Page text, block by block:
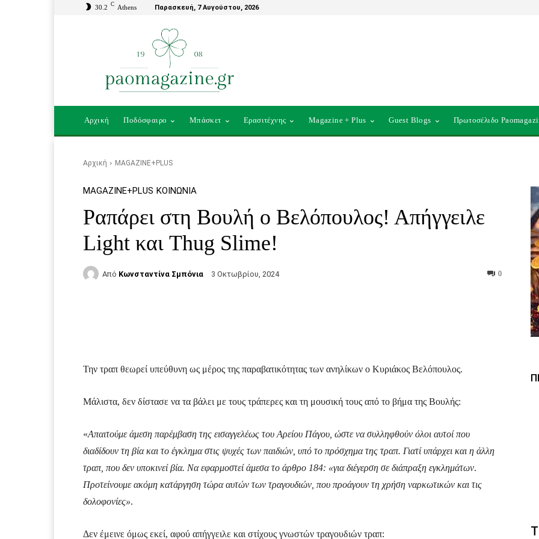
30.2 C Athens Παρασκευή, 7 Αυγούστου, 2026
Αρχική Ποδόσφαιρο Μπάσκετ Ερασιτέχνης Magazine + Plus Guest Blogs Πρωτοσέλιδο
Αρχική MAGAZINE+PLUS
MAGAZINE+PLUS ΚΟΙΝΩΝΊΑ
Ραπάρει στη Βουλή ο Βελόπουλος! Απήγγειλε
Light και Thug Slime!
Από Κωνσταντίνα Σμπόνια 3 Οκτωβρίου, 2024 0
Την τραπ θεωρεί υπεύθυνη ως μέρος της παραβατικότητας των ανηλίκων ο Κυριάκος Βελόπουλος.
Μάλιστα, δεν δίστασε να τα βάλει με τους τράπερες και τη μουσική τους από το βήμα της Βουλής:
«Απαιτούμε άμεση παρέμβαση της εισαγγελέως του Αρείου Πάγου, ώστε να συλληφθούν όλοι αυτοί που
διαδίδουν τη βία και το έγκλημα στις ψυχές των παιδιών, υπό το πρόσχημα της τραπ. Γιατί υπάρχει και η άλλη
τραπ, που δεν υποκινεί βία. Να εφαρμοστεί άμεσα το άρθρο 184: «για διέγερση σε διάπραξη εγκλημάτων.
Προτείνουμε ακόμη κατάργηση τώρα αυτών των τραγουδιών, που προάγουν τη χρήση ναρκωτικών και τις
δολοφονίες».
Δεν έμεινε όμως εκεί, αφού απήγγειλε και στίχους γνωστών τραγουδιών τραπ: